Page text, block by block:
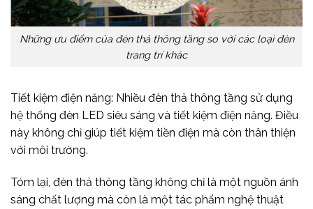
Những ưu điểm của đèn thả thông tầng so với các loại đèn
trang trí khác
Tiết kiệm điện năng: Nhiều đèn thả thông tầng sử dụng
hệ thống đèn LED siêu sáng và tiết kiệm điện năng. Điều
này không chỉ giúp tiết kiệm tiền điện mà còn thân thiện
với môi trường.
Tóm lại, đèn thả thông tầng không chỉ là một nguồn ánh
sáng chất lượng mà còn là một tác phẩm nghệ thuật